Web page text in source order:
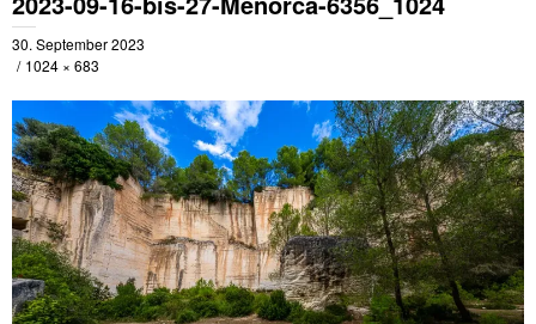
30. September 2023
1024 × 683